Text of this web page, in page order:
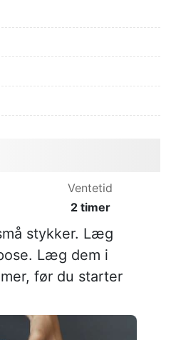
Ventetid
2 timer
stykker. Læg
Læg dem i
før du starter